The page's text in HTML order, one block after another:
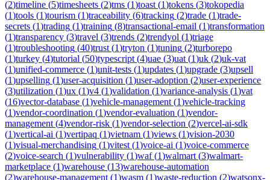
(2)timeline (5)timesheets (2)tms (1)toast (1)tokens (3)tokopedia
(1)tools (1)tourism (1)traceability (6)tracking (2)trade (1)trade-
secrets (1)trading (1)training (8)transactional-email (1)transformation
(1)transparency (3)travel (3)trends (2)trendyol (1)triage
(1)troubleshooting (40)trust (1)tryton (1)tuning (2)turborepo
(1)turkey (4)tutorial (50)typescript (4)uae (3)uat (1)uk (2)uk-vat
(1)unified-commerce (1)unit-tests (1)updates (1)upgrade (3)upsell
(1)upselling (1)user-acquisition (1)user-adoption (2)user-experience
(3)utilization (1)ux (1)v4 (1)validation (1)variance-analysis (1)vat
(16)vector-database (1)vehicle-management (1)vehicle-tracking
(1)vendor-coordination (1)vendor-evaluation (1)vendor-
management (4)vendor-risk (1)vendor-selection (2)vercel-ai-sdk
(1)vertical-ai (1)vertipaq (1)vietnam (1)views (1)vision-2030
(1)visual-merchandising (1)vitest (1)voice-ai (1)voice-commerce
(2)voice-search (1)vulnerability (1)waf(1)walmart (3)walmart-
marketplace (1)warehouse (13)warehouse-automation
(2)warehouse-management (1)wasm (1)waste-reduction (2)watsonx-